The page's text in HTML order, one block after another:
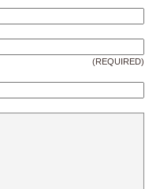
(REQUIRED)